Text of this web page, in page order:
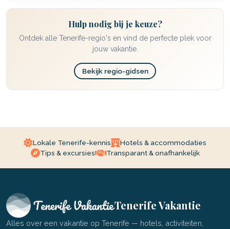
Hulp nodig bij je keuze?
Ontdek alle Tenerife-regio's en vind de perfecte plek voor
jouw vakantie.
Bekijk regio-gidsen
Lokale Tenerife-kennis
Hotels & accommodaties
Tips & excursies
Transparant & onafhankelijk
Tenerife Vakantie
Alles over een vakantie op Tenerife — hotels, activiteiten,